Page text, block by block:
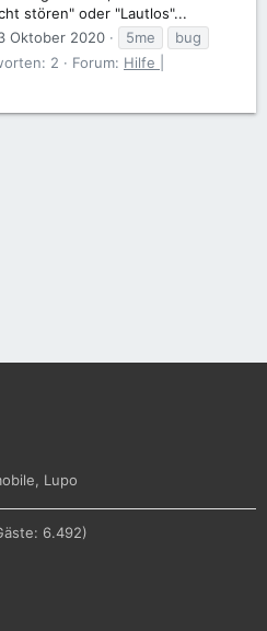
stören" oder "Lautlos"...
Oktober 2020 5me
bug
2 Forum: Hilfe |
Lupo
6.492)